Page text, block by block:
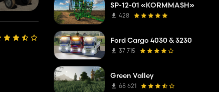
SP-12-01 «KORMMASH»
428
Ford Cargo 4030 & 3230
37 715
Green Valley
68 621